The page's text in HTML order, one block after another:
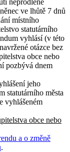
ve lhůtě 7 dnů
místního
statutárního
vyhlásí (v této
otázce bez
obce nebo
pozbývá dnem
jeho
statutárního města
vyhlášeném
obce nebo
a o změně
.